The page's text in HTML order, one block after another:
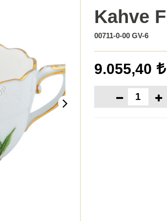
Kahve
00711-0-00 GV-6
9.055,40